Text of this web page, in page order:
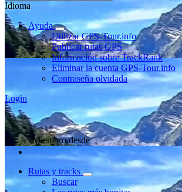
Idioma
Ayuda
Utilizar GPS-Tour.info
Publicar rutas GPS
Información sobre TrackRank
Eliminar la cuenta GPS-Tour.info
Contraseña olvidada
Login
Miembro desde
Rutas y tracks
Buscar